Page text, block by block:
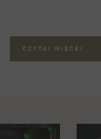
CZYTAJ WIĘCEJ